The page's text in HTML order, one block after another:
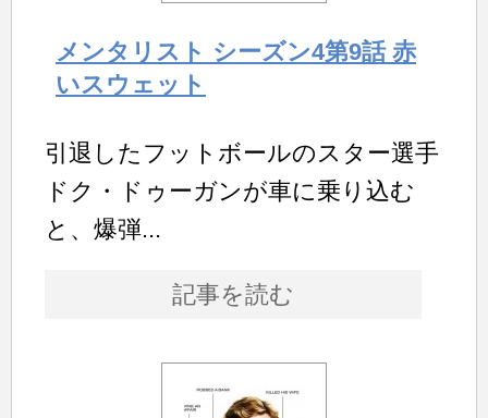
メンタリスト シーズン4第9話 赤
いスウェット
引退したフットボールのスター選手
ドク・ドゥーガンが車に乗り込む
と、爆弾...
記事を読む